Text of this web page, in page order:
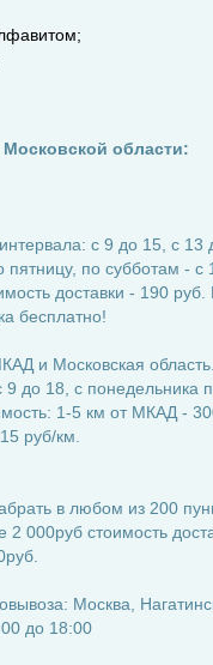
области:
с 9 до 15, с 13
пятницу, по субботам - с
доставки - 190
бесплатно!
и Московская область.
до 18, с понедельника
1-5 км от МКАД -
руб/км.
в любом из 200
000руб стоимость
Москва,
до 18:00